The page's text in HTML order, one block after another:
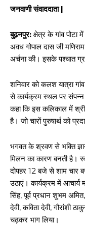
जनवाणी संवाददाता |
बुढ़नपुर: क्षेत्र के गांव पोटा
अवध गोपाल दास जी
अर्चना की। इसके पश्चात
शनिवार को कलश यात्रा गांव
से कार्यक्रम स्थल पर
कहा कि इस कलिकाल में
है। जो चारों पुरुषार्थ को
भगवत के श्रवण से भक्ति
मिलन का कारण बनती है।
दोपहर 12 बजे से शाम चार
उठाएं। कार्यक्रम में आचार्य
सिंह, पूर्व प्रधान शुभम
देवी, कविता देवी, गौरांशी
चढ़कर भाग लिया।